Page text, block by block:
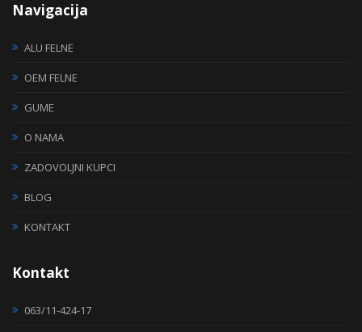
Navigacija
ALU FELNE
OEM FELNE
GUME
O NAMA
ZADOVOLJNI KUPCI
BLOG
KONTAKT
Kontakt
063/11-424-17